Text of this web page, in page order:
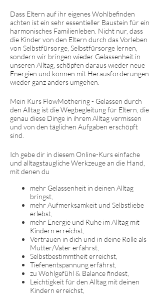
Dass Eltern auf ihr eigenes Wohlbefinden
achten ist ein sehr essentieller Baustein für ein
harmonisches Familienleben. Nicht nur, dass
die Kinder von den Eltern durch das Vorleben
von Selbstfürsorge, Selbstfürsorge lernen,
sondern wir bringen wieder Gelassenheit in
unseren Alltag, schöpfen daraus wieder neue
Energien und können mit Herausforderungen
wieder ganz anders umgehen.
Mein Kurs FlowMothering - Gelassen durch
den Alltag ist die Wegbegleitung für Eltern, die
genau diese Dinge in ihrem Alltag vermissen
und von den täglichen Aufgaben erschöpft
sind.
Ich gebe dir in diesem Online-Kurs einfache
und alltagstaugliche Werkzeuge an die Hand,
mit denen du
mehr Gelassenheit in deinen Alltag
bringst,
mehr Aufmerksamkeit und Selbstliebe
erlebst,
mehr Energie und Ruhe im Alltag mit
Kindern erreichst,
Vertrauen in dich und in deine Rolle als
Mutter/Vater erfährst,
Selbstbestimmtheit erreichst,
Tiefenentspannung erfährst,
zu Wohlgefühl & Balance findest,
Leichtigkeit für den Alltag mit deinen
Kindern erreichst,